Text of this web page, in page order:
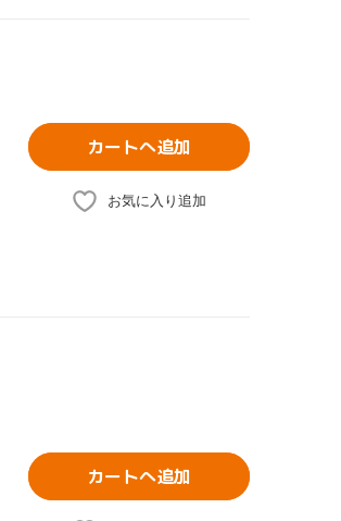
カートへ追加
お気に入り追加
カートへ追加